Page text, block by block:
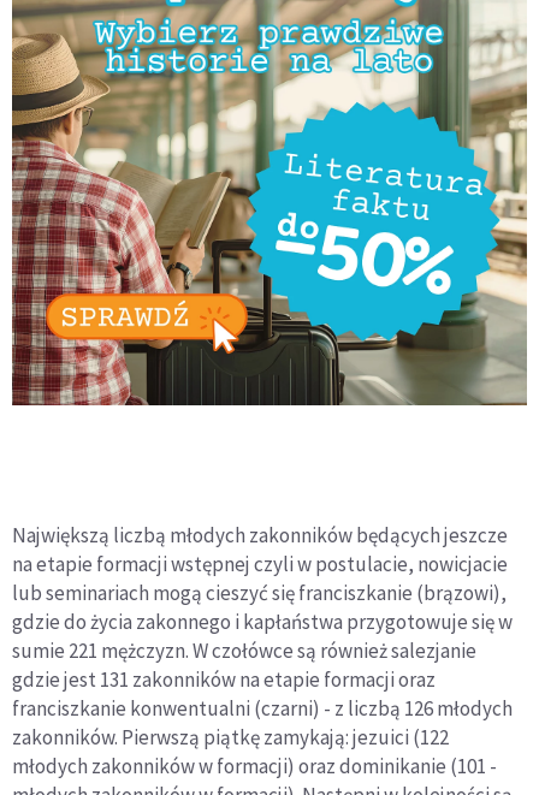
Największą liczbą młodych zakonników będących jeszcze
na etapie formacji wstępnej czyli w postulacie, nowicjacie
lub seminariach mogą cieszyć się franciszkanie (brązowi),
gdzie do życia zakonnego i kapłaństwa przygotowuje się w
sumie 221 mężczyzn. W czołówce są również salezjanie
gdzie jest 131 zakonników na etapie formacji oraz
franciszkanie konwentualni (czarni) - z liczbą 126 młodych
zakonników. Pierwszą piątkę zamykają: jezuici (122
młodych zakonników w formacji) oraz dominikanie (101 -